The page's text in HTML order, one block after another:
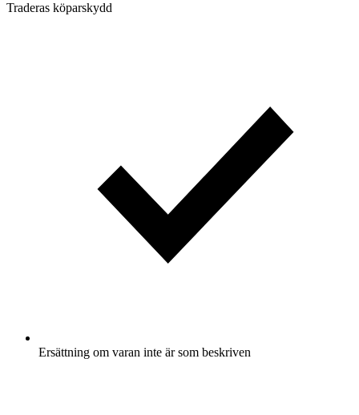
Traderas köparskydd
Ersättning om varan inte är som beskriven